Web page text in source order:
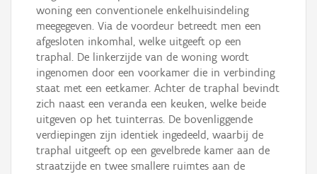
woning een conventionele enkelhuisindeling
meegegeven. Via de voordeur betreedt men een
afgesloten inkomhal, welke uitgeeft op een
traphal. De linkerzijde van de woning wordt
ingenomen door een voorkamer die in verbinding
staat met een eetkamer. Achter de traphal bevindt
zich naast een veranda een keuken, welke beide
uitgeven op het tuinterras. De bovenliggende
verdiepingen zijn identiek ingedeeld, waarbij de
traphal uitgeeft op een gevelbrede kamer aan de
straatzijde en twee smallere ruimtes aan de